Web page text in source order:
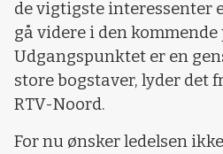
de vigtigste interessenter
gå videre i den kommende
Udgangspunktet er en
store bogstaver, lyder det
RTV-Noord.
For nu ønsker ledelsen